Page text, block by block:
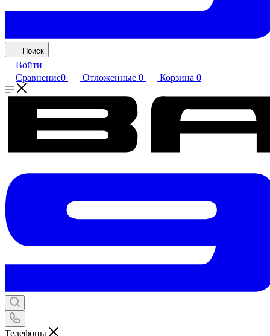
Поиск
Войти
Сравнение0 Отложенные 0 Корзина 0
Телефоны